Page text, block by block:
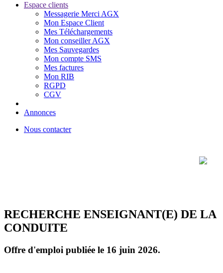
Espace clients
Messagerie Merci AGX
Mon Espace Client
Mes Téléchargements
Mon conseiller AGX
Mes Sauvegardes
Mon compte SMS
Mes factures
Mon RIB
RGPD
CGV
Annonces
Nous contacter
RECHERCHE ENSEIGNANT(E) DE LA
CONDUITE
Offre d'emploi publiée le 16 juin 2026.